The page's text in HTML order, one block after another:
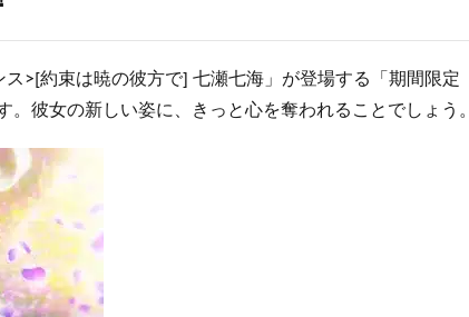
>[約束は暁の彼方で] 七瀬七海」が登場する「期間限定
彼女の新しい姿に、きっと心を奪われることでしょう。